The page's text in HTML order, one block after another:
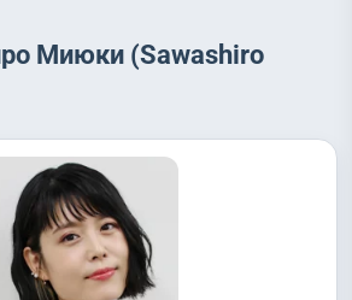
Миюки (Sawashiro